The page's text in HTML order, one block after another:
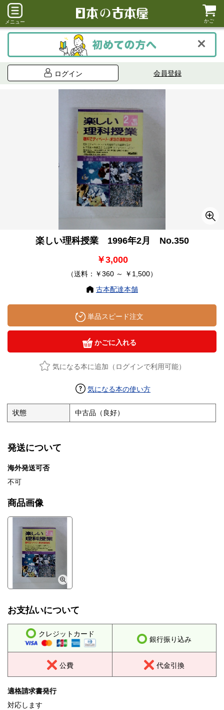
メニュー かご
ログイン 会員登録
楽しい理科授業 1996年2月 No.350
￥3,000
（送料：￥360 ～ ￥1,500）
古本配達本舗
単品スピード注文
かごに入れる
気になる本に追加（ログインで利用可能）
気になる本の使い方
状態 中古品（良好）
発送について
海外発送可否
不可
商品画像
お支払いについて
クレジットカード
銀行振り込み
公費 代金引換
適格請求書発行
対応します